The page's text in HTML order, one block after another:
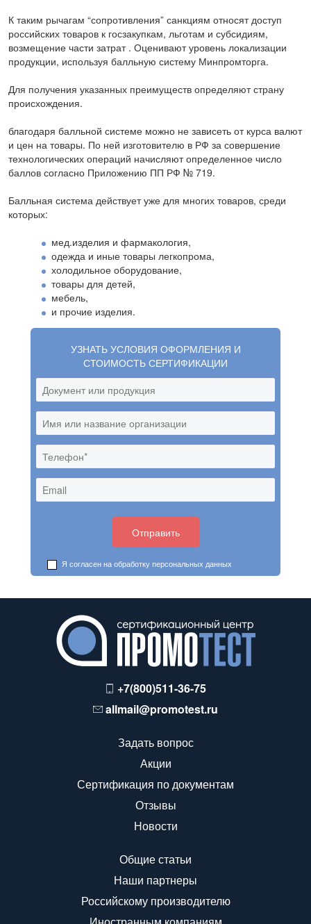
К таким рычагам “сопротивления” санкциям относят доступ
российских товаров к госзакупкам, льготам и субсидиям,
возмещение части затрат . Оценивают уровень локализации
продукции, используя балльную систему Минпромторга.
Для получения указанных преимуществ определяют страну
происхождения.
благодаря балльной системе можно не зависеть от курса валют
и цен на товары. По ней изготовителю в РФ за совершение
технологических операций начисляют определенное число
баллов согласно Приложению ПП РФ № 719.
Балльная система действует уже для многих товаров, среди
которых:
мед.изделия и фармакология,
одежда и иные товары легкопрома,
холодильное оборудование,
товары для детей,
мебель,
и прочие изделия.
УЗНАТЬ УСЛОВИЯ ОФОРМЛЕНИЯ И
СТОИМОСТЬ СЕРТИФИКАЦИИ
Я согласен на обработкуперсональных данных
+7(800)511-36-75
allmail@promotest.ru
Задать вопрос
Акции
Сертификация по документам
Отзывы
Новости
Общие статьи
Наши партнеры
Российскому производителю